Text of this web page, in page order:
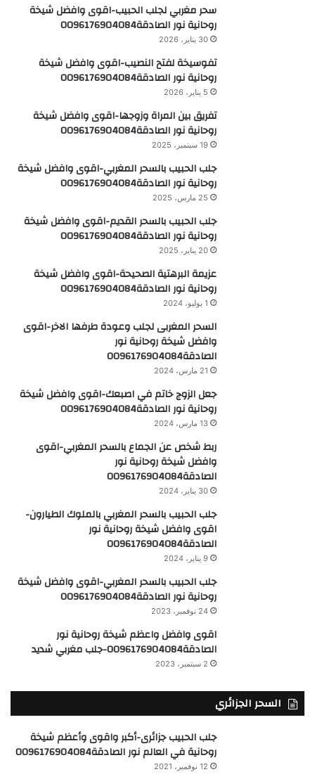
سحر مغربي لجلب الحبيب-اقوى وافضل شيخة
روحانية نور الصادقة0096176904084
30 يناير، 2026
تفوسيخة لفتح النصيب-اقوى وافضل شيخة
روحانية نور الصادقة0096176904084
5 يناير، 2026
تفريق بين المراة وزوجها-اقوى وافضل شيخة
روحانية نور الصادقة0096176904084
19 سبتمبر، 2025
جلب الحبيب بالسحر المغربي-اقوى وافضل شيخة
روحانية نور الصادقة0096176904084
25 مارس، 2025
جلب الحبيب بالسحر القديم-اقوى وافضل شيخة
روحانية نور الصادقة0096176904084
20 يناير، 2025
عزيمة البرهتية الصحيحة-اقوى وافضل شيخة
روحانية نور الصادقة0096176904084
1 يوليو، 2024
السحر المغربى لجلب وعودة طرفها الاخر-اقوى
وافضل شيخة روحانية نور
الصادقة0096176904084
21 مارس، 2024
جعل الزوج خاتم في اصبعك-اقوى وافضل شيخة
روحانية نور الصادقة0096176904084
13 مارس، 2024
ربط شخص عن الجماع بالسحر المغربي-اقوى
وافضل شيخة روحانية نور
الصادقة0096176904084
30 يناير، 2024
جلب الحبيب بالسحر المغربي بالملوك الطيارون-
اقوى وافضل شيخة روحانية نور
الصادقة0096176904084
9 يناير، 2024
جلب الحبيب بالسحر المغربي-اقوى وافضل شيخة
روحانية نور الصادقة0096176904084
24 نوفمبر، 2023
اقوى وافضل واعظم شيخة روحانية نور
الصادقة0096176904084-جلب مغربي شديد
2 سبتمبر، 2023
السحر الجزائري
جلب الحبيب جزائرى-أكبر واقوى وأعظم شيخة
روحانية في العالم نور الصادقة0096176904084
12 نوفمبر، 2021